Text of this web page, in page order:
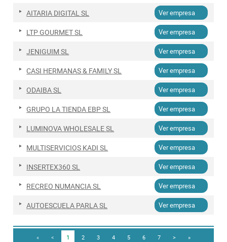
AITARIA DIGITAL SL Ver empresa
LTP GOURMET SL Ver empresa
JENIGUIM SL Ver empresa
CASI HERMANAS & FAMILY SL Ver empresa
ODAIBA SL Ver empresa
GRUPO LA TIENDA EBP SL Ver empresa
LUMINOVA WHOLESALE SL Ver empresa
MULTISERVICIOS KADI SL Ver empresa
INSERTEX360 SL Ver empresa
RECREO NUMANCIA SL Ver empresa
AUTOESCUELA PARLA SL Ver empresa
« < 1 2 3 4 5 6 7 > »